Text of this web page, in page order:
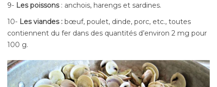
9- Les poissons: anchois, harengs et sardines.
10- Les viandes : bœuf, poulet, dinde, porc, etc., toutes
contiennent du fer dans des quantités d’environ 2 mg pour
100 g.